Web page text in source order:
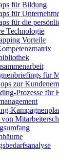
für Bildung
für
für die
Technologie
Vorteile
für
zur
Prozesse für